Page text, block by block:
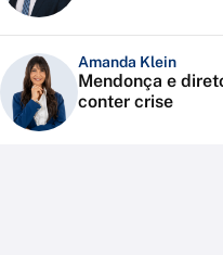
Amanda Klein
Mendonça e
conter crise